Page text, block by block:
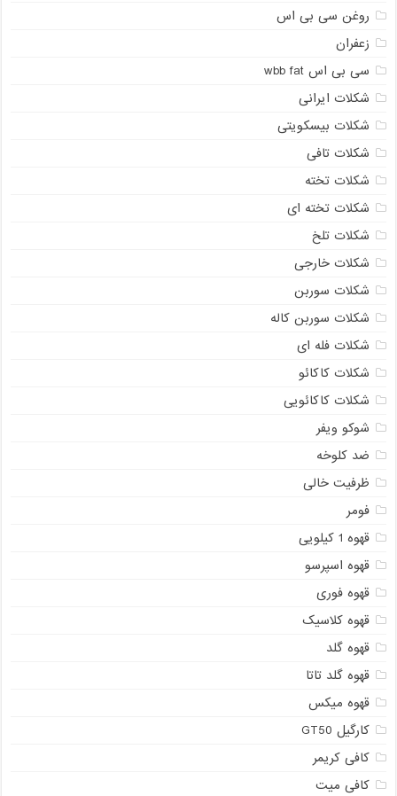
روغن سی بی اس
زعفران
سی بی اس wbb fat
شکلات ایرانی
شکلات بیسکویتی
شکلات تافی
شکلات تخته
شکلات تخته ای
شکلات تلخ
شکلات خارجی
شکلات سوربن
شکلات سوربن کاله
شکلات فله ای
شکلات کاکائو
شکلات کاکائویی
شوکو ویفر
ضد کلوخه
ظرفیت خالی
فومر
قهوه 1 کیلویی
قهوه اسپرسو
قهوه فوری
قهوه کلاسیک
قهوه گلد
قهوه گلد تاتا
قهوه میکس
کارگیل GT50
کافی کریمر
کافی میت